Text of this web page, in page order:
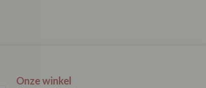
Onze winkel